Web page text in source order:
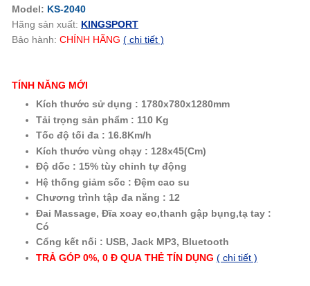
Model: KS-2040
Hãng sản xuất: KINGSPORT
Bảo hành: CHÍNH HÃNG ( chi tiết )
TÍNH NĂNG MỚI
Kích thước sử dụng : 1780x780x1280mm
Tải trọng sản phẩm : 110 Kg
Tốc độ tối đa : 16.8Km/h
Kích thước vùng chạy : 128x45(Cm)
Độ dốc : 15% tùy chỉnh tự động
Hệ thống giảm sốc : Đệm cao su
Chương trình tập đa năng : 12
Đai Massage, Đĩa xoay eo,thanh gập bụng,tạ tay :
Có
Cổng kết nối : USB, Jack MP3, Bluetooth
TRẢ GÓP 0%, 0 Đ QUA THẺ TÍN DỤNG ( chi tiết )